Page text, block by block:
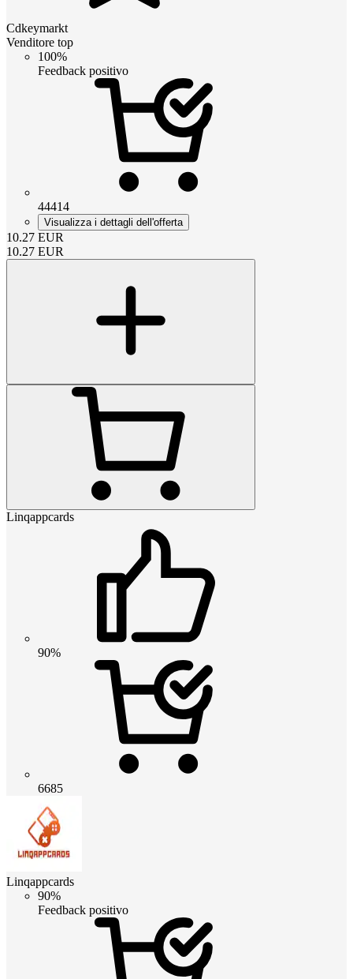
Cdkeymarkt
Venditore top
100%
Feedback positivo
44414
Visualizza i dettagli dell'offerta
10.27 EUR
10.27 EUR
Linqappcards
90%
6685
Linqappcards
90%
Feedback positivo